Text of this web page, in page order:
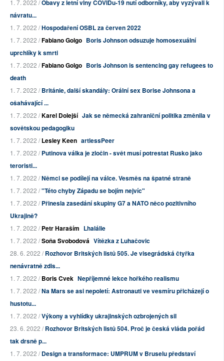
1. 7. 2022 /Obavy z letní vlny COVIDu-19 nutí odborníky, aby vyzývali k
návratu...
1. 7. 2022 /Hospodaření OSBL za červen 2022
1. 7. 2022 /Fabiano Golgo Boris Johnson odsuzuje homosexuální
uprchlíky k smrti
1. 7. 2022 /Fabiano Golgo Boris Johnson is sentencing gay refugees to
death
1. 7. 2022 /Británie, další skandály: Orální sex Borise Johnsona a
ošahávající ...
1. 7. 2022 /Karel Dolejší Jak se německá zahraniční politika změnila v
sovětskou pedagogiku
1. 7. 2022 /Lesley Keen artlessPeer
1. 7. 2022 /Putinova válka je zločin - svět musí potrestat Rusko jako
teroristi...
1. 7. 2022 /Němci se podílejí na válce. Vesměs na špatné straně
1. 7. 2022 /"Této chyby Západu se bojím nejvíc"
1. 7. 2022 /Přinesla zasedání skupiny G7 a NATO něco pozitivního
Ukrajině?
1. 7. 2022 /Petr Haraším Lhalálie
1. 7. 2022 /Soňa Svobodová Vítězka z Luhačovic
28. 6. 2022 /Rozhovor Britských listů 505. Je visegrádská čtyřka
nenávratně zdis...
1. 7. 2022 /Boris Cvek Nepříjemné lekce hořkého realismu
1. 7. 2022 /Na Mars se asi nepoletí: Astronauti ve vesmíru přicházejí o
hustotu...
1. 7. 2022 /Výkony a vyhlídky ukrajinských ozbrojených sil
23. 6. 2022 /Rozhovor Britských listů 504. Proč je česká vláda pořád
tak drsně p...
1. 7. 2022 /Design a transformace: UMPRUM v Bruselu představí